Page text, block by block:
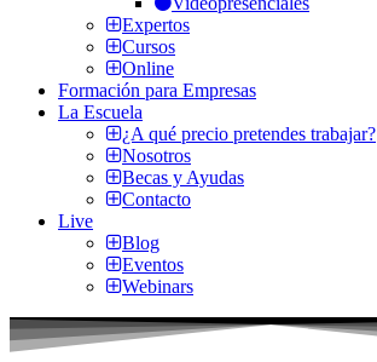
Expertos
Cursos
Online
Formación para Empresas
La Escuela
¿A qué precio pretendes trabajar?
Nosotros
Becas y Ayudas
Contacto
Live
Blog
Eventos
Webinars